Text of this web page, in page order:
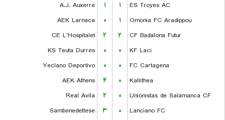
A.J. Auxerre
۱ ۱
ES Troyes AC
AEK Larnaca
۰ ۱
Omonia FC Aradippou
CE L'Hospitalet
۲ ۲
CF Badalona Futur
KS Teuta Durres
۰ ۰
KF Laci
Yeclano Deportivo
۰ ۰
FC Cartagena
AEK Athens
۴ ۰
Kallithea
Real Avila
۲ ۰
Unionistas de Salamanca CF
Sambenedettese
۳ ۰
Lanciano FC